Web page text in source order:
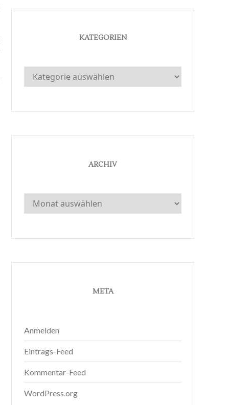
KATEGORIEN
Kategorien
ARCHIV
Archiv
META
Anmelden
Eintrags-Feed
Kommentar-Feed
WordPress.org